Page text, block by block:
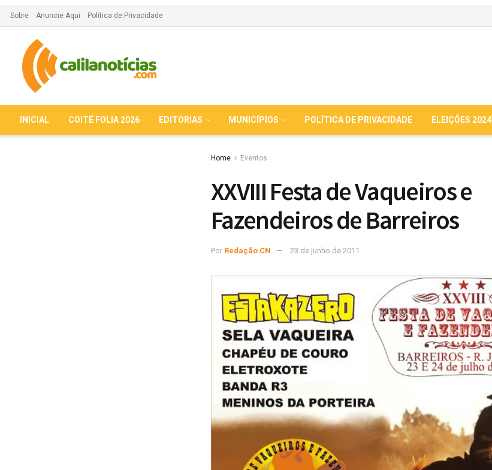
Sobre Anuncie Aqui Política de Privacidade
INICIAL COITÉ FOLIA 2026 EDITORIAS MUNICÍPIOS POLÍTICA DE PRIVACIDADE ELEIÇÕES 2024
Home Eventos
XXVIII Festa de Vaqueiros e
Fazendeiros de Barreiros
Por Redação CN 23 de junho de 2011